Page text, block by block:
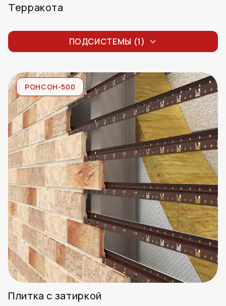
Терракота
ПОДСИСТЕМЫ (1)
РОНСОН-500
Плитка с затиркой